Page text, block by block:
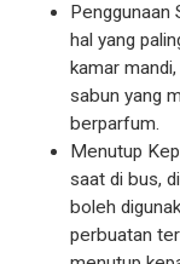
Penggunaan
hal yang
kamar
sabun yang
berparfum.
Menutup
saat di bus,
boleh
perbuatan